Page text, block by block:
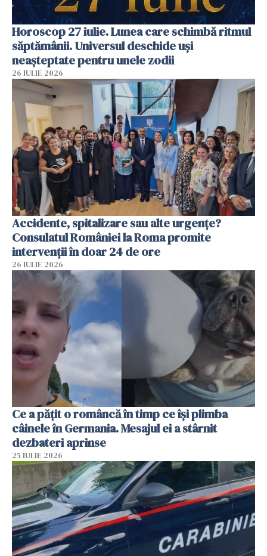
Horoscop 27 iulie. Lunea care schimbă ritmul
săptămânii. Universul deschide uși
neașteptate pentru unele zodii
26 IULIE 2026
Accidente, spitalizare sau alte urgențe?
Consulatul României la Roma promite
intervenții în doar 24 de ore
26 IULIE 2026
Ce a pățit o româncă în timp ce își plimba
câinele în Germania. Mesajul ei a stârnit
dezbateri aprinse
25 IULIE 2026